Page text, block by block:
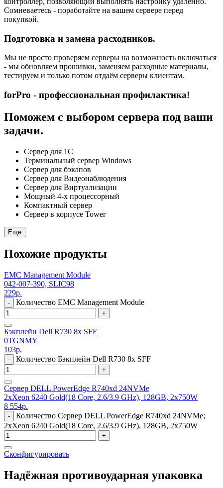
Сомневаетесь - поработайте на вашем сервере перед
покупкой.
Подготовка и замена расходников.
Мы не просто проверяем серверы на возможность включаться
- мы обновляем прошивки, заменяем расходные материалы,
тестируем и только потом отдаём серверы клиентам.
forPro - профессиональная профилактика!
Поможем с выбором сервера под ваши
задачи.
Сервер для 1С
Терминальный сервер Windows
Сервер для бэкапов
Сервер для Видеонаблюдения
Сервер для Виртуализации
Мощный 4-х процессорный
Компактный сервер
Сервер в корпусе Tower
Еще
Похожие продукты
EMC Management Module
042-007-390, SLIC98
229р.
- Количество EMC Management Module
+
Бэкплейн Dell R730 8x SFF
0TGNMY
103р.
- Количество Бэкплейн Dell R730 8x SFF
+
Сервер DELL PowerEdge R740xd 24NVMe
2xXeon 6240 Gold(18 Core, 2.6/3.9 GHz), 128GB, 2x750W
8 554р.
-
Количество Сервер DELL PowerEdge R740xd 24NVMe;
2xXeon 6240 Gold(18 Core, 2.6/3.9 GHz), 128GB, 2x750W
+
Сконфигурировать
Надёжная противоударная упаковка